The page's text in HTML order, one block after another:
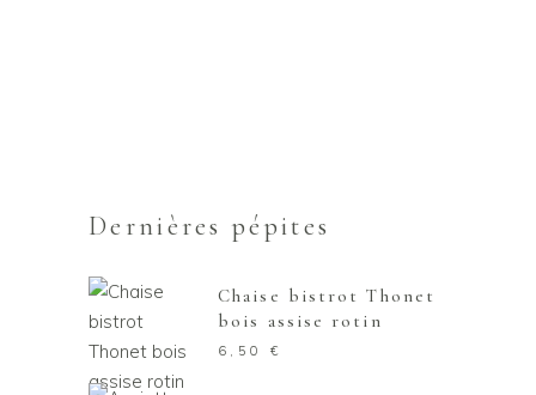
Dernières pépites
Chaise bistrot Thonet
bois assise rotin
6,50 €